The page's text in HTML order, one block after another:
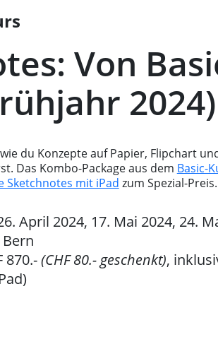
Von
2024)
du Konzepte auf Papier, Flipchart
Das Kombo-Package aus dem Basic-
Sketchnotes mit iPad zum Spezial-Preis.
April 2024, 17. Mai 2024, 24.
870.-(CHF 80.- geschenkt),